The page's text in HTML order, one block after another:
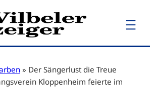
» Der Sängerlust die Treue
Kloppenheim feierte im